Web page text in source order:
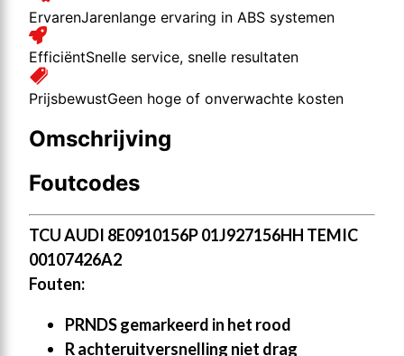
ErvarenJarenlange ervaring in ABS systemen
EfficiëntSnelle service, snelle resultaten
PrijsbewustGeen hoge of onverwachte kosten
Omschrijving
Foutcodes
TCU AUDI 8E0910156P 01J927156HH TEMIC
00107426A2
Fouten:
PRNDS gemarkeerd in het rood
R achteruitversnelling niet drag